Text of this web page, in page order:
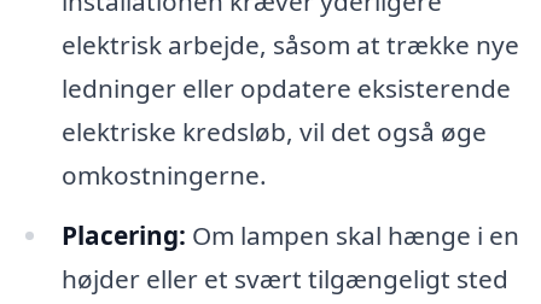
elektrisk arbejde, såsom at trække nye
ledninger eller opdatere eksisterende
elektriske kredsløb, vil det også øge
omkostningerne.
Placering: Om lampen skal hænge i en
højder eller et svært tilgængeligt sted